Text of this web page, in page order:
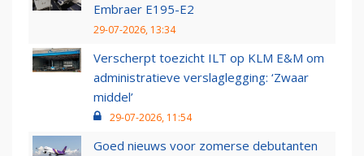
Embraer E195-E2
29-07-2026, 13:34
Verscherpt toezicht ILT op KLM E&M om
administratieve verslaglegging: ‘Zwaar
middel’
29-07-2026, 11:54
Goed nieuws voor zomerse debutanten